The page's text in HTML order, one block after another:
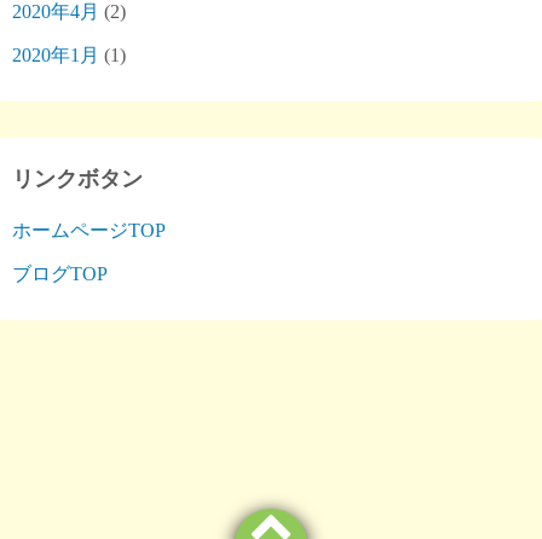
2020年4月 (2)
2020年1月 (1)
リンクボタン
ホームページTOP
ブログTOP